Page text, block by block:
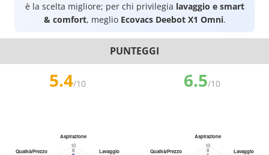
è la scelta migliore; per chi privilegia lavaggio e smart
& comfort, meglio Ecovacs Deebot X1 Omni.
PUNTEGGI
5.4/10 6.5/10